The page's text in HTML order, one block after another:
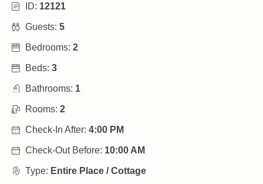
ID: 12121
Guests: 5
Bedrooms: 2
Beds: 3
Bathrooms: 1
Rooms: 2
Check-In After: 4:00 PM
Check-Out Before: 10:00 AM
Type: Entire Place / Cottage